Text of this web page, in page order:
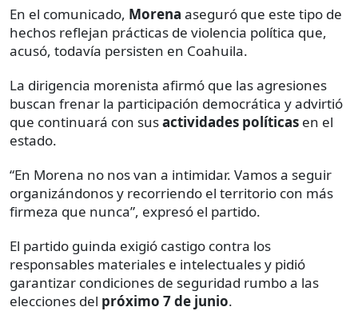
En el comunicado, Morena aseguró que este tipo de
hechos reflejan prácticas de violencia política que,
acusó, todavía persisten en Coahuila.
La dirigencia morenista afirmó que las agresiones
buscan frenar la participación democrática y advirtió
que continuará con susactividades políticas en el
estado.
“En Morena no nos van a intimidar. Vamos a seguir
organizándonos y recorriendo el territorio con más
firmeza que nunca”, expresó el partido.
El partido guinda exigió castigo contra los
responsables materiales e intelectuales y pidió
garantizar condiciones de seguridad rumbo a las
elecciones del próximo 7 de junio.